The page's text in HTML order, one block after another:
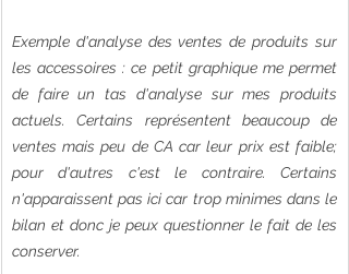
Exemple d'analyse des ventes de produits sur
les accessoires : ce petit graphique me permet
de faire un tas d'analyse sur mes produits
actuels. Certains représentent beaucoup de
ventes mais peu de CA car leur prix est faible;
pour d'autres c'est le contraire. Certains
n'apparaissent pas ici car trop minimes dans le
bilan et donc je peux questionner le fait de les
conserver.